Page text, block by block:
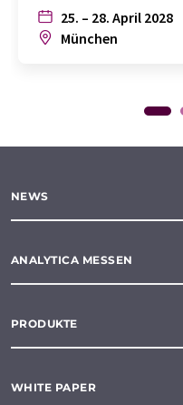
25. – 28. April 2028
München
NEWS
ANALYTICA MESSEN
PRODUKTE
WHITE PAPER